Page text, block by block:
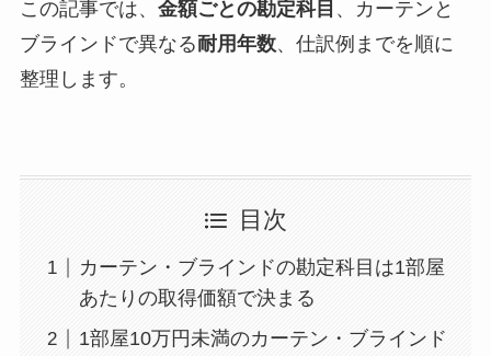
この記事では、 金額ごとの勘定科目 、カーテンと
ブラインドで異なる耐用年数、仕訳例までを順に
整理します。
目次
カーテン・ブラインドの勘定科目は1部屋
あたりの取得価額で決まる
1部屋10万円未満のカーテン・ブラインド